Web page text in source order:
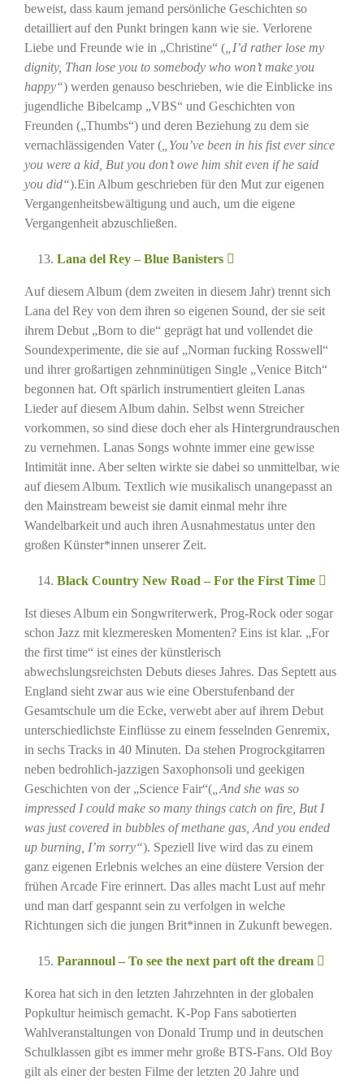
beweist, dass kaum jemand persönliche Geschichten so
detailliert auf den Punkt bringen kann wie sie. Verlorene
Liebe und Freunde wie in „Christine“ („I’d rather lose my
dignity, Than lose you to somebody who won’t make you
happy“) werden genauso beschrieben, wie die Einblicke ins
jugendliche Bibelcamp „VBS“ und Geschichten von
Freunden („Thumbs“) und deren Beziehung zu dem sie
vernachlässigenden Vater („You’ve been in his fist ever since
you were a kid, But you don’t owe him shit even if he said
you did“).Ein Album geschrieben für den Mut zur eigenen
Vergangenheitsbewältigung und auch, um die eigene
Vergangenheit abzuschließen.
Lana del Rey – Blue Banisters
Auf diesem Album (dem zweiten in diesem Jahr) trennt sich
Lana del Rey von dem ihren so eigenen Sound, der sie seit
ihrem Debut „Born to die“ geprägt hat und vollendet die
Soundexperimente, die sie auf „Norman fucking Rosswell“
und ihrer großartigen zehnminütigen Single „Venice Bitch“
begonnen hat. Oft spärlich instrumentiert gleiten Lanas
Lieder auf diesem Album dahin. Selbst wenn Streicher
vorkommen, so sind diese doch eher als Hintergrundrauschen
zu vernehmen. Lanas Songs wohnte immer eine gewisse
Intimität inne. Aber selten wirkte sie dabei so unmittelbar, wie
auf diesem Album. Textlich wie musikalisch unangepasst an
den Mainstream beweist sie damit einmal mehr ihre
Wandelbarkeit und auch ihren Ausnahmestatus unter den
großen Künster*innen unserer Zeit.
Black Country New Road – For the First Time
Ist dieses Album ein Songwriterwerk, Prog-Rock oder sogar
schon Jazz mit klezmeresken Momenten? Eins ist klar. „For
the first time“ ist eines der künstlerisch
abwechslungsreichsten Debuts dieses Jahres. Das Septett aus
England sieht zwar aus wie eine Oberstufenband der
Gesamtschule um die Ecke, verwebt aber auf ihrem Debut
unterschiedlichste Einflüsse zu einem fesselnden Genremix,
in sechs Tracks in 40 Minuten. Da stehen Progrockgitarren
neben bedrohlich-jazzigen Saxophonsoli und geekigen
Geschichten von der „Science Fair“(„And she was so
impressed I could make so many things catch on fire, But I
was just covered in bubbles of methane gas, And you ended
up burning, I’m sorry“). Speziell live wird das zu einem
ganz eigenen Erlebnis welches an eine düstere Version der
frühen Arcade Fire erinnert. Das alles macht Lust auf mehr
und man darf gespannt sein zu verfolgen in welche
Richtungen sich die jungen Brit*innen in Zukunft bewegen.
Parannoul – To see the next part oft the dream
Korea hat sich in den letzten Jahrzehnten in der globalen
Popkultur heimisch gemacht. K-Pop Fans sabotierten
Wahlveranstaltungen von Donald Trump und in deutschen
Schulklassen gibt es immer mehr große BTS-Fans. Old Boy
gilt als einer der besten Filme der letzten 20 Jahre und